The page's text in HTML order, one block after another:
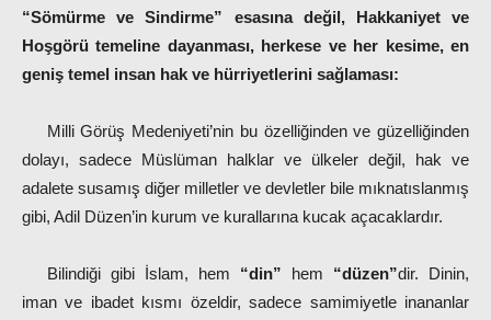
“Sömürme ve Sindirme” esasına değil, Hakkaniyet ve
Hoşgörü temeline dayanması, herkese ve her kesime, en
geniş temel insan hak ve hürriyetlerini sağlaması:
Milli Görüş Medeniyeti’nin bu özelliğinden ve güzelliğinden
dolayı, sadece Müslüman halklar ve ülkeler değil, hak ve
adalete susamış diğer milletler ve devletler bile mıknatıslanmış
gibi, Adil Düzen’in kurum ve kurallarına kucak açacaklardır.
Bilindiği gibi İslam, hem “din” hem “düzen”dir. Dinin,
iman ve ibadet kısmı özeldir, sadece samimiyetle inananlar